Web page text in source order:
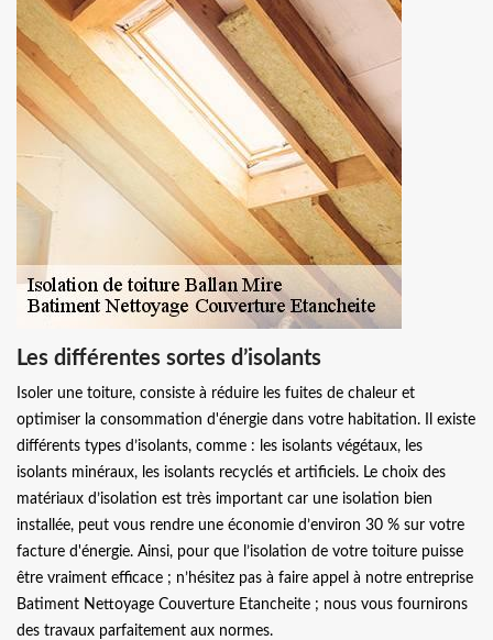
Les différentes sortes d’isolants
Isoler une toiture, consiste à réduire les fuites de chaleur et
optimiser la consommation d'énergie dans votre habitation. Il existe
différents types d’isolants, comme : les isolants végétaux, les
isolants minéraux, les isolants recyclés et artificiels. Le choix des
matériaux d’isolation est très important car une isolation bien
installée, peut vous rendre une économie d’environ 30 % sur votre
facture d'énergie. Ainsi, pour que l’isolation de votre toiture puisse
être vraiment efficace ; n’hésitez pas à faire appel à notre entreprise
Batiment Nettoyage Couverture Etancheite ; nous vous fournirons
des travaux parfaitement aux normes.